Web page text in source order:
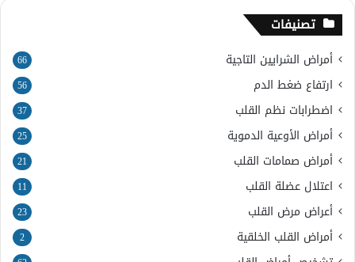
تصنيفات
أمراض الشرايين التاجية 66
ارتفاع ضغط الدم 56
اضطرابات نظم القلب 37
أمراض الأوعية الدموية 25
أمراض صمامات القلب 21
اعتلال عضلة القلب 11
أعراض مرض القلب 23
أمراض القلب الخلقية 2